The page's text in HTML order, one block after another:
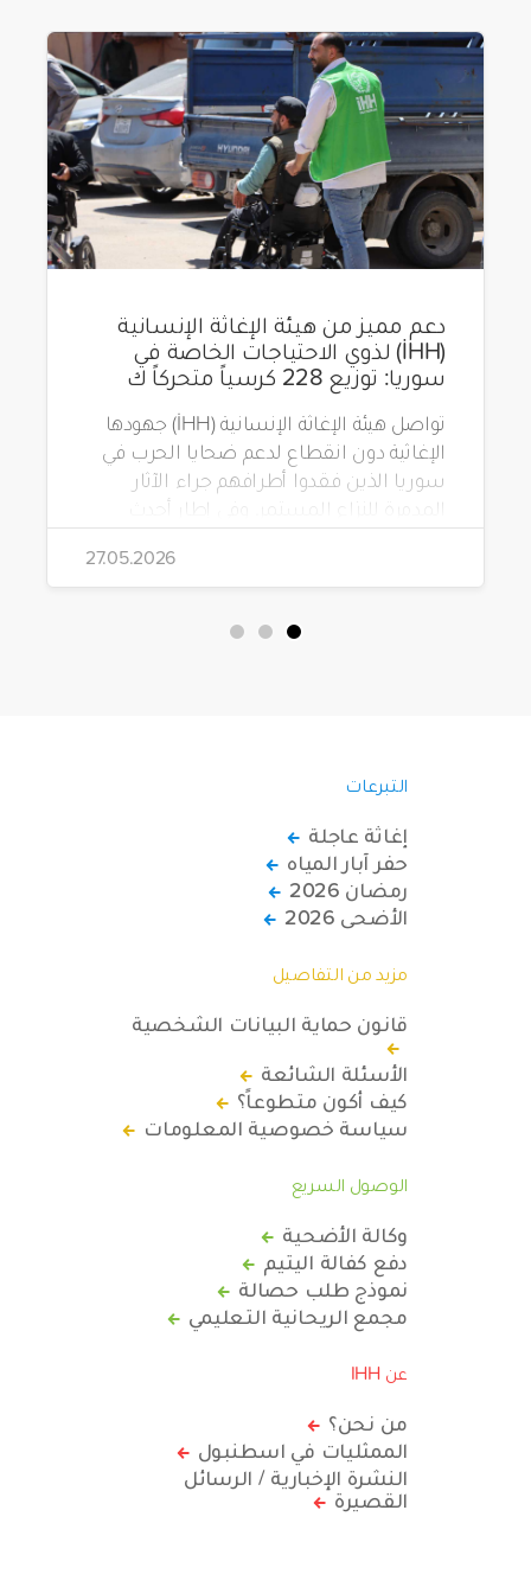
دعم مميز من هيئة الإغاثة الإنسانية
(İHH) لذوي الاحتياجات الخاصة في
سوريا: توزيع 228 كرسياً متحركاً ك
تواصل هيئة الإغاثة الإنسانية (İHH) جهودها
الإغاثية دون انقطاع لدعم ضحايا الحرب في
سوريا الذين فقدوا أطرافهم جراء الآثار
المدمرة للنزاع المستمر. وفي إطار أحدث
مشاريعها، قامت الهيئة بتوزيع 228 كرسياً
متحركاً كهربائياً على أشخاص من ذوي
الاحتياجات الخاصة يعيشون في ظروف
قاسية بمناطق دمشق، وحلب، وحماة،
27.05.2026
التبرعات
إغاثة عاجلة
حفر آبار المياه
رمضان 2026
الأضحى 2026
مزيد من التفاصيل
قانون حماية البيانات الشخصية
الأسئلة الشائعة
كيف أكون متطوعاً؟
سياسة خصوصية المعلومات
الوصول السريع
وكالة الأضحية
دفع كفالة اليتيم
نموذج طلب حصالة
مجمع الريحانية التعليمي
عن IHH
من نحن؟
الممثليات في اسطنبول
النشرة الإخبارية / الرسائل
القصيرة